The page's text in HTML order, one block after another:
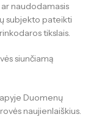
naudodamasis
subjekto pateikti
tikslais.
siunčiamą
Duomenų
naujienlaiškius.